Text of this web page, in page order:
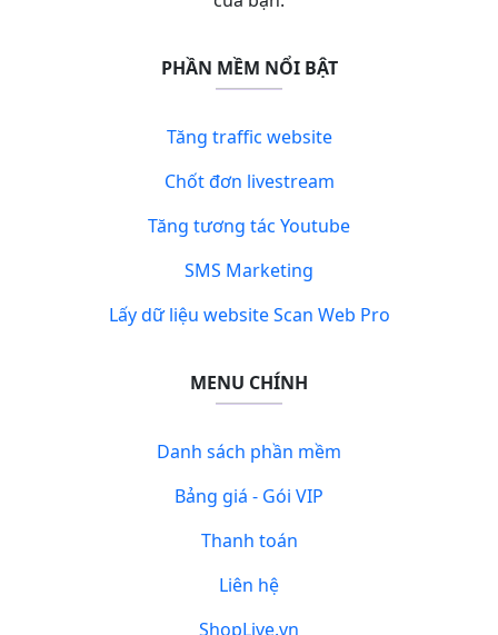
PHẦN MỀM NỔI BẬT
Tăng traffic website
Chốt đơn livestream
Tăng tương tác Youtube
SMS Marketing
Lấy dữ liệu website Scan Web Pro
MENU CHÍNH
Danh sách phần mềm
Bảng giá - Gói VIP
Thanh toán
Liên hệ
ShopLive.vn